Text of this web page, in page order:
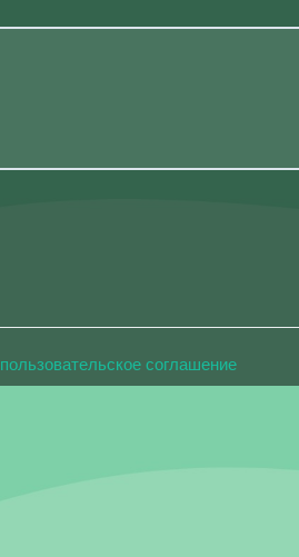
пользовательское соглашение